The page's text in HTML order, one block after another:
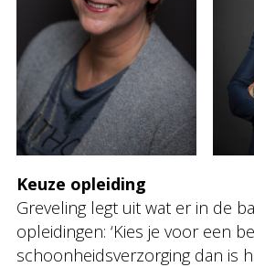
Keuze opleiding
Greveling legt uit wat er in de
opleidingen: ‘Kies je voor een
schoonheidsverzorging dan is